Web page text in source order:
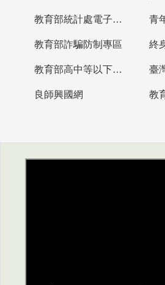
教育部統計處電子書櫃
教育部詐騙防制專區 終
教育部高中等以下學校及幼兒園教師資格檢定考試
良師興國網
教